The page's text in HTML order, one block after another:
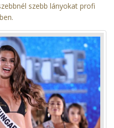
szebb lányokat profi